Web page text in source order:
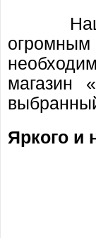
Наша
магазин
Яркого и